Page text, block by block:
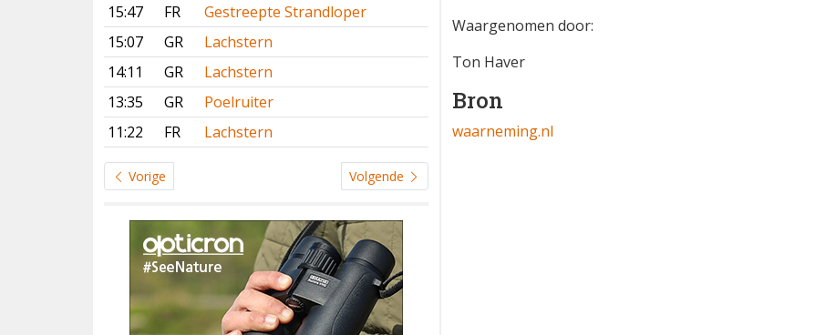
15:47
FR
Gestreepte Strandloper
15:07
GR
Lachstern
14:11
GR
Lachstern
13:35
GR
Poelruiter
11:22
FR Lachstern
Vorige Volgende
Waargenomen door:
Ton Haver
Bron
waarneming.nl